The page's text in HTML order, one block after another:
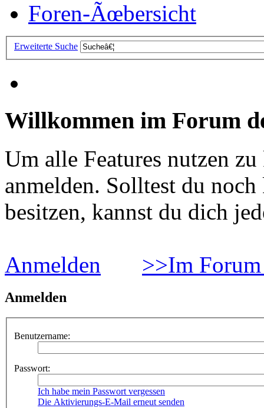
Foren-Ãœbersicht
Erweiterte Suche
Willkommen im Forum
Um alle Features nutzen
anmelden. Solltest du
besitzen, kannst du dich
Anmelden >>Im
Anmelden
Benutzername:
Passwort:
Ich habe mein Passwort vergessen
Die Aktivierungs-E-Mail erneut senden